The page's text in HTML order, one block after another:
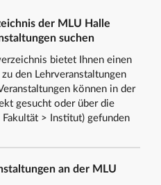
der MLU Halle
suchen
bietet Ihnen einen
den Lehrveranstaltungen
können in der
gesucht oder über die
Fakultät > Institut) gefunden
an der MLU